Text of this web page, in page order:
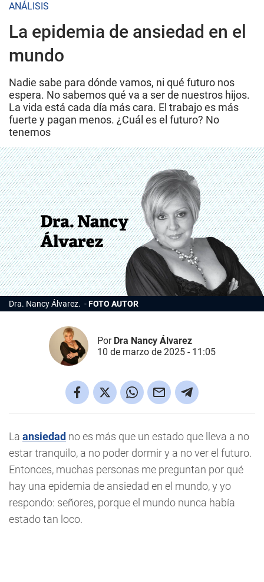
ANÁLISIS
La epidemia de ansiedad en el
mundo
Nadie sabe para dónde vamos, ni qué futuro nos
espera. No sabemos qué va a ser de nuestros hijos.
La vida está cada día más cara. El trabajo es más
fuerte y pagan menos. ¿Cuál es el futuro? No
tenemos
Dra. Nancy Álvarez. FOTO AUTOR
Por Dra Nancy Álvarez
10 de marzo de 2025 - 11:05
La ansiedad no es más que un estado que lleva a no
estar tranquilo, a no poder dormir y a no ver el futuro.
Entonces, muchas personas me preguntan por qué
hay una epidemia de ansiedad en el mundo, y yo
respondo: señores, porque el mundo nunca había
estado tan loco.